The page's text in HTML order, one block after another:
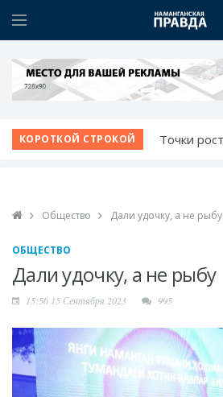
КОРОТКОЙ СТРОКОЙ
Точки
году - с
лучших в
Победа
трибунах
Общество Дали удочку, а не рыбу
ОБЩЕСТВО
Дали удочку, а не рыбу
15:56 15 Сентября 2023 995